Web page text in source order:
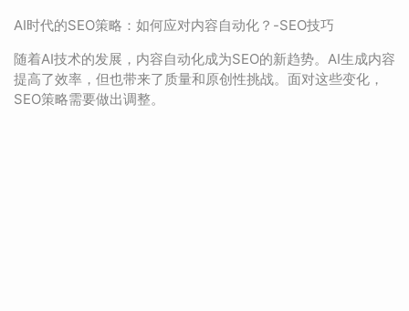
AI时代的SEO策略：如何应对内容自动化？-SEO技巧
随着AI技术的发展，内容自动化成为SEO的新趋势。AI生成内容
提高了效率，但也带来了质量和原创性挑战。面对这些变化，
SEO策略需要做出调整。